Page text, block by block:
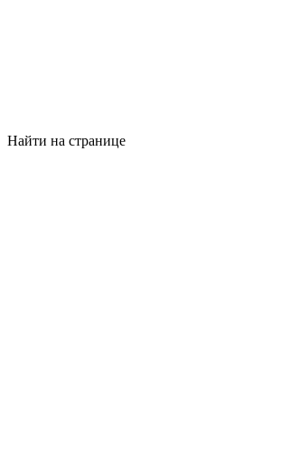
Найти на странице